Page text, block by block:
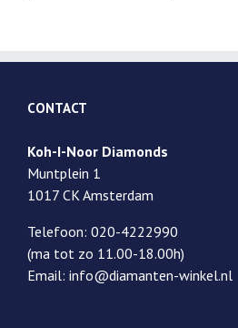
CONTACT
Koh-I-Noor Diamonds
Muntplein 1
1017 CK Amsterdam
Telefoon: 020-4222990
(ma tot zo 11.00-18.00h)
Email: info@diamanten-winkel.nl